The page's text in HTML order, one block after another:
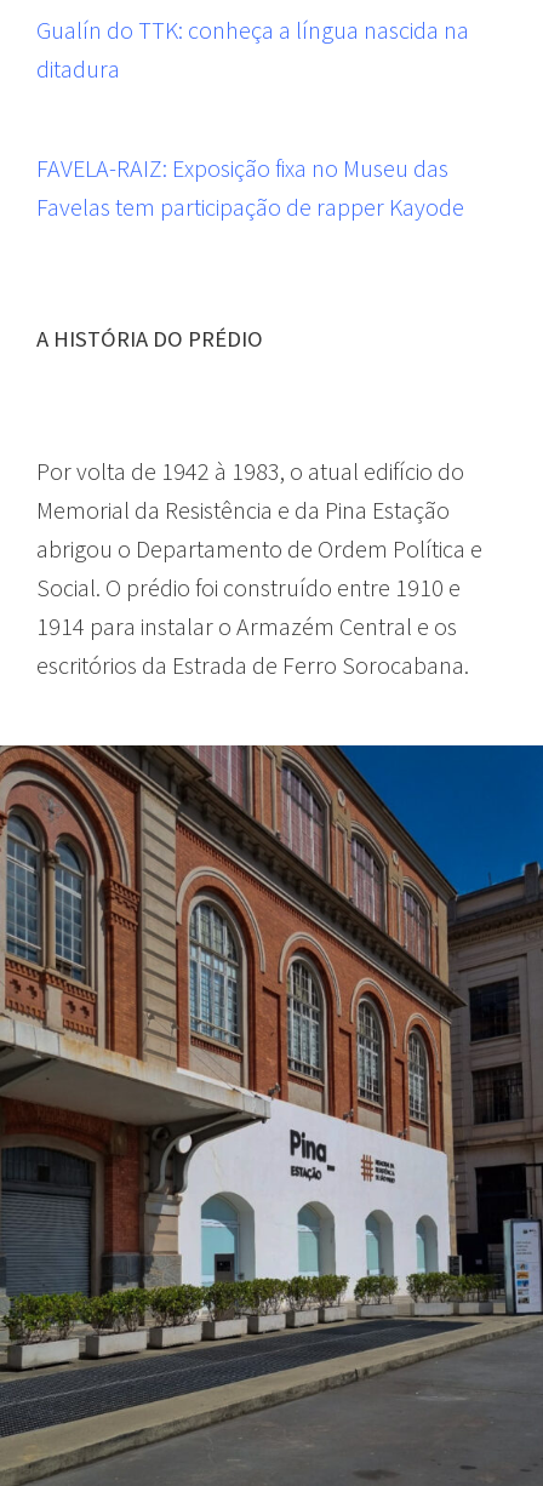
Gualín do TTK: conheça a língua nascida na
ditadura
FAVELA-RAIZ: Exposição fixa no Museu das
Favelas tem participação de rapper Kayode
A HISTÓRIA DO PRÉDIO
Por volta de 1942 à 1983, o atual edifício do
Memorial da Resistência e da Pina Estação
abrigou o Departamento de Ordem Política e
Social. O prédio foi construído entre 1910 e
1914 para instalar o Armazém Central e os
escritórios da Estrada de Ferro Sorocabana.